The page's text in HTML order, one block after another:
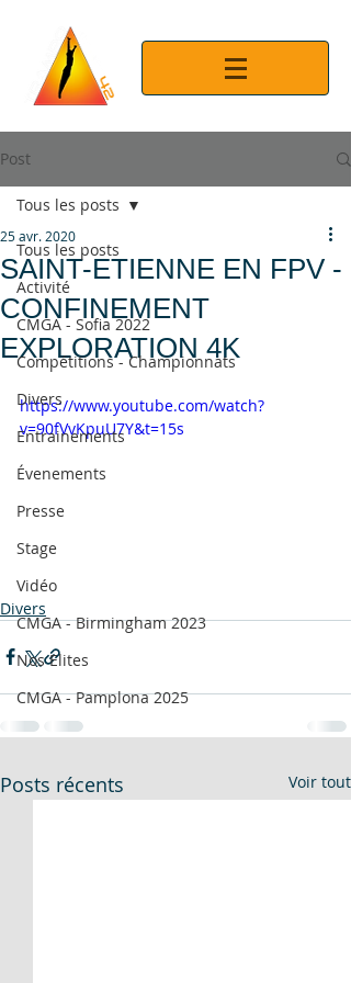
Post
Tous les posts
Activité
CMGA - Sofia 2022
Compétitions - Championnats
Divers
Entrainements
Évenements
Presse
Stage
Vidéo
CMGA - Birmingham 2023
Nos Elites
CMGA - Pamplona 2025
Tous les posts
SAINT-ETIENNE EN FPV -
CONFINEMENT
EXPLORATION 4K
25 avr. 2020
https://www.youtube.com/watch?
v=90fVvKpuU7Y&t=15s
Divers
Posts récents Voir tout